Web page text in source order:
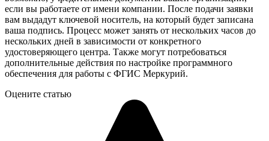
если вы работаете от имени компании. После подачи заявки
вам выдадут ключевой носитель, на который будет записана
ваша подпись. Процесс может занять от нескольких часов до
нескольких дней в зависимости от конкретного
удостоверяющего центра. Также могут потребоваться
дополнительные действия по настройке программного
обеспечения для работы с ФГИС Меркурий.
Оцените статью